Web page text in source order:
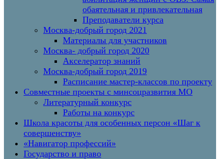
обаятельная и привлекательная
Преподаватели курса
Москва-добрый город 2021
Материалы для участников
Москва- добрый город 2020
Акселератор знаний
Москва-добрый город 2019
Расписание мастер-классов по проекту
Совместные проекты с минсоцразвития МО
Литературный конкурс
Работы на конкурс
Школа красоты для особенных персон «Шаг к
совершенству»
«Навигатор профессий»
Государство и право